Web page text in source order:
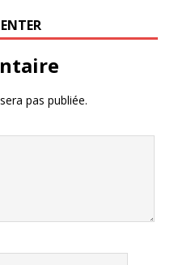
pas publiée.